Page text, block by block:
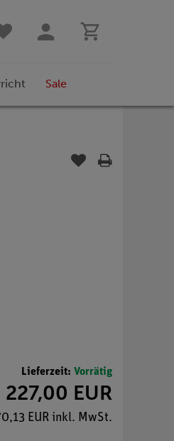
Sale
Lieferzeit: Vorrätig
227,00 EUR
EUR inkl. MwSt.